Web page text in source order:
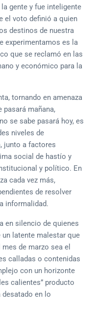
gente y fue inteligente
el voto definió a quien
destinos de nuestra
experimentamos es la
que se reclamó en las
y económico para la
tornando en amenaza
mañana,
se sabe pasará hoy, es
niveles de
junto a factores
social de hastío y
y político. En
cada vez más,
de resolver
informalidad.
en silencio de quienes
latente malestar que
de marzo sea el
calladas o contenidas
con un horizonte
calientes” producto
en lo